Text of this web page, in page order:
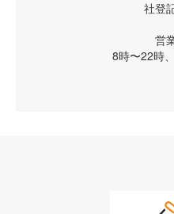
社登
営
8時〜22時